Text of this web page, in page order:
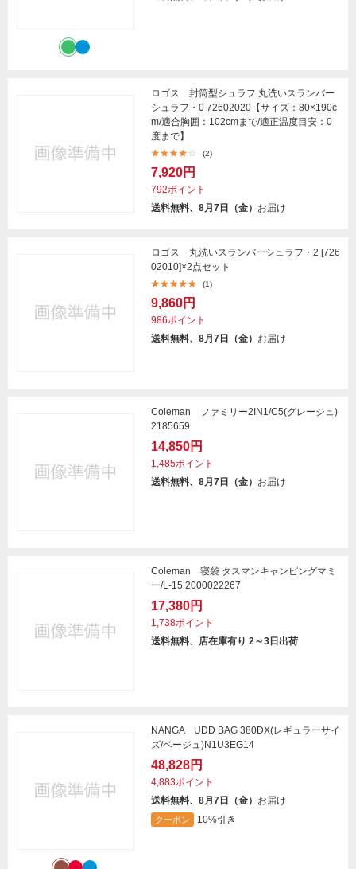
ロゴス 封筒型シュラフ 丸洗いスランバー
シュラフ・0 72602020【サイズ：80×190c
m/適合胸囲：102cmまで/適正温度目安：0
度まで】
(2)
7,920円
792ポイント
送料無料、8月7日（金） お届け
ロゴス 丸洗いスランバーシュラフ・2 [726
02010]×2点セット
(1)
9,860円
986ポイント
送料無料、8月7日（金） お届け
Coleman ファミリー2IN1/C5(グレージュ)
2185659
14,850円
1,485ポイント
送料無料、8月7日（金） お届け
Coleman 寝袋 タスマンキャンピングマミ
ー/L-15 2000022267
17,380円
1,738ポイント
送料無料、店在庫有り 2～3日出荷
NANGA UDD BAG 380DX(レギュラーサイ
ズ/ベージュ)N1U3EG14
48,828円
4,883ポイント
送料無料、8月7日（金） お届け
クーポン 10%引き